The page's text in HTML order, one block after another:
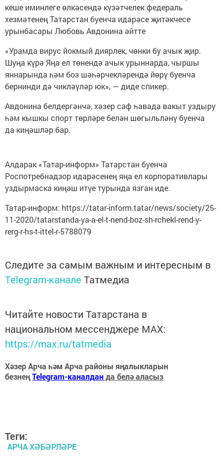
кеше иминлеге өлкәсендә күзәтчелек федераль
хезмәтенең Татарстан буенча идарәсе җитәкчесе
урынбасары Любовь Авдонина әйтте
«Урамда вирус йокмый диярлек, чөнки бу ачык җир.
Шуңа күрә Яңа ел төнендә ачык урыннарда, чыршы
яннарында һәм боз шәһәрчекләрендә йөрү буенча
бернинди дә чикләүләр юк», — диде спикер.
Авдонина белдергәнчә, хәзер саф һавада вакыт уздыру
һәм кышкы спорт төрләре белән шөгыльләнү буенча
да киңәшләр бар.
Алдарак «Татар-информ» Татарстан буенча
Роспотребнадзор идарәсенең яңа ел корпоративлары
уздырмаска киңәш итүе турында язган иде.
Татар-информ: https://tatar-inform.tatar/news/society/25-
11-2020/tatarstanda-ya-a-el-t-nend-boz-sh-rchekl-rend-y-
rerg-r-hs-t-ittel-r-5788079
Следите за самым важным и интересным в
Telegram-канале Татмедиа
Читайте новости Татарстана в
национальном мессенджере MАХ:
https://max.ru/tatmedia
Хәзер Арча һәм Арча районы яңалыкларын
безнеңTelegram-каналданда белә аласыз
Теги:
АРЧА ХӘБӘРЛӘРЕ